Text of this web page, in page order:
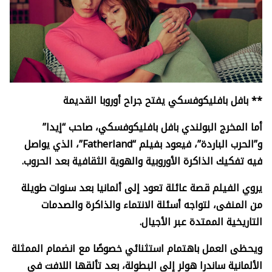
** بافل بافليكوفسكي يفتح جراح أوروبا القديمة
أما المخرج البولندي بافل بافليكوفسكي، صاحب “إيدا”
و”الحرب الباردة”، فيعود بفيلم “Fatherland” ، الذي يواصل
فيه تفكيك الذاكرة الأوروبية والهوية الثقافية بعد الحروب.
يروي الفيلم قصة عائلة تعود إلى ألمانيا بعد سنوات طويلة
من المنفى، لتواجه أسئلة الانتماء والذاكرة والصدمات
التاريخية الممتدة عبر الأجيال.
ويحظى العمل باهتمام استثنائي خصوصًا مع انضمام الممثلة
الألمانية ساندرا هولر إلى البطولة، بعد تألقها اللافت في